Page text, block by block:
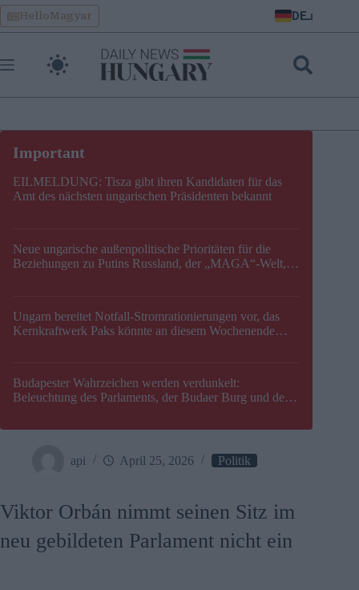
Skip
to
content
HelloMagyar DE
EILMELDUNG: Tisza gibt ihren Kandidaten für das
Amt des nächsten ungarischen Präsidenten bekannt
Neue ungarische außenpolitische Prioritäten für die
Beziehungen zu Putins Russland, der „MAGA“-Welt,
Ungarn bereitet Notfall-Stromrationierungen vor, das
Kernkraftwerk Paks könnte an diesem Wochenende
Budapester Wahrzeichen werden verdunkelt:
Beleuchtung des Parlaments, der Budaer Burg und der
api April 25, 2026 Politik
Viktor Orbán nimmt seinen Sitz im
neu gebildeten Parlament nicht ein